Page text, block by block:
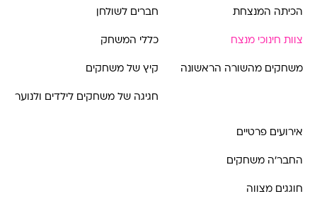
הכיתה המנצחת
צוות חינוכי מנצח
משחקים מהשורה הראשונה
חברים לשולחן
כללי המשחק
קיץ של משחקים
חגיגה של משחקים לילדים ולנוער
אירועים פרטיים
החבר'ה משחקים
חוגגים מצווה